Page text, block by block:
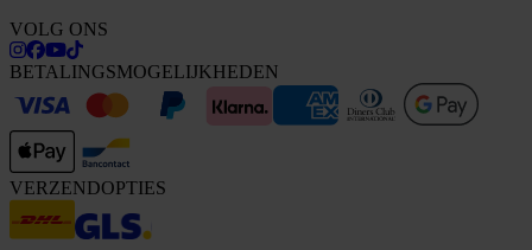
VOLG ONS
BETALINGSMOGELIJKHEDEN
VERZENDOPTIES